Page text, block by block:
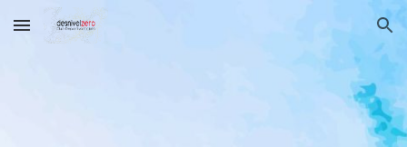
Skip to main content Skip to navigation